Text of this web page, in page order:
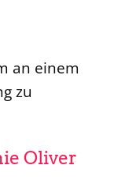
an einem
zu
Oliver